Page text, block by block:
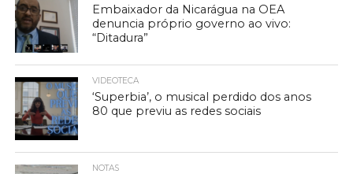
Embaixador da Nicarágua na OEA
denuncia próprio governo ao vivo:
“Ditadura”
VIDEOTECA
‘Superbia’, o musical perdido dos anos
80 que previu as redes sociais
NOTAS